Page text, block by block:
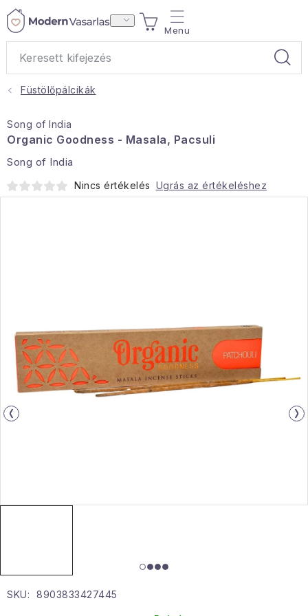
Ugrás
KOSÁR
Ajándékok
Otthoni illatok
Teák
Egészség és szépség
Sport és szabadban
Gyermekeknek
Karácsonyi esemény
Füstölőpálcikák
SKU: 8903833427445
Song of India
Organic Goodness - Masala, Pacsuli
Song of India
Nincs értékelés Ugrás az értékeléshez